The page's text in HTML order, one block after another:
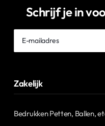
Schrijf je in
Zakelijk
Bedrukken Petten, Ballen,